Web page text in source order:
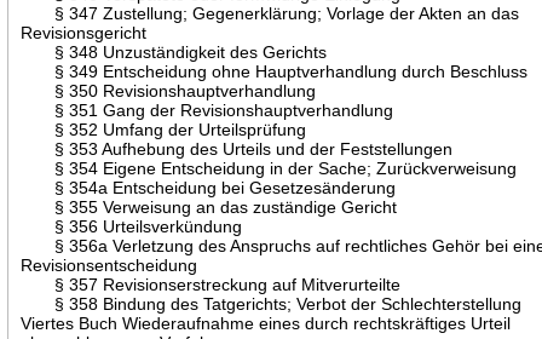
§ 347 Zustellung; Gegenerklärung; Vorlage der Akten an das
Revisionsgericht
§ 348 Unzuständigkeit des Gerichts
§ 349 Entscheidung ohne Hauptverhandlung durch Beschluss
§ 350 Revisionshauptverhandlung
§ 351 Gang der Revisionshauptverhandlung
§ 352 Umfang der Urteilsprüfung
§ 353 Aufhebung des Urteils und der Feststellungen
§ 354 Eigene Entscheidung in der Sache; Zurückverweisung
§ 354a Entscheidung bei Gesetzesänderung
§ 355 Verweisung an das zuständige Gericht
§ 356 Urteilsverkündung
§ 356a Verletzung des Anspruchs auf rechtliches Gehör bei
Revisionsentscheidung
§ 357 Revisionserstreckung auf Mitverurteilte
§ 358 Bindung des Tatgerichts; Verbot der Schlechterstellung
Viertes Buch Wiederaufnahme eines durch rechtskräftiges Urteil